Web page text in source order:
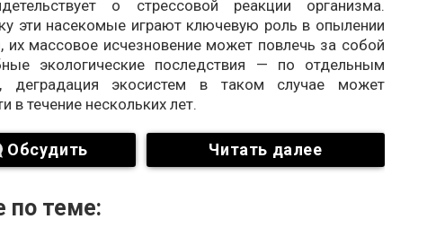
о стрессовой реакции организма.
эти насекомые играют ключевую роль в опылении
их массовое исчезновение может повлечь за собой
экологические последствия — по отдельным
деградация экосистем в таком случае может
в течение нескольких лет.
Обсудить Читать далее
по теме: